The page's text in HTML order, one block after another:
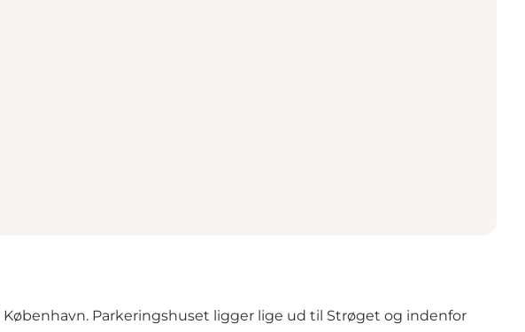
Parkeringshuset ligger lige ud til Strøget og indenfor